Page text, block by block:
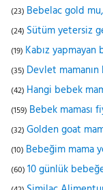
(23) Bebelac gold
(24) Sütüm yetersiz
(19) Kabız yapmayan
(35) Devlet mamanın
(42) Hangi bebek
(159) Bebek maması
(32) Golden goat
(10) Bebeğim mama
(60) 10 günlük